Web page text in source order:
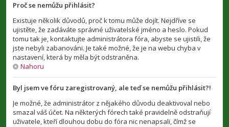
Proč se nemůžu přihlásit?
Existuje několik důvodů, proč k tomu může dojít. Nejdříve se
ujistěte, že zadáváte správné uživatelské jméno a heslo. Pokud
tomu tak je, kontaktujte administrátora fóra, abyste se ujistili, že
jste nebyli zabanováni. Je také možné, že je na webu chyba v
nastavení, která by měla být odstraněna.
Nahoru
Byl jsem ve fóru zaregistrovaný, ale teď se nemůžu přihlásit?!
Je možné, že administrátor z nějakého důvodu deaktivoval nebo
smazal váš účet. Na některých fórech také pravidelně odstraňují
uživatele, kteří dlouhou dobu do fóra nic nenapsali, čímž se